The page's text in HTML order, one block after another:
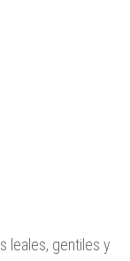
leales, gentiles y